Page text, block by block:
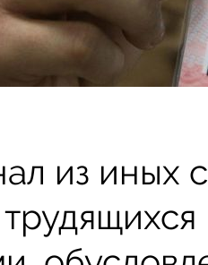
из иных